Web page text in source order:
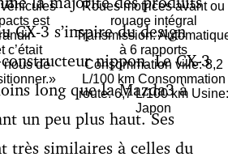
est
c’était
nous de
Roues motrices avant ou
rouage intégral
Transmission:
à 6 rapports
Consommation ville: 8,2
L/100 km Consommation
route: 6,7 L/100 km Usine:
Japon
CX-3 s’inspire du design
nippon. Le CX-3
long que la Mazda3 à
un peu plus haut. Ses
très similaires à celles du